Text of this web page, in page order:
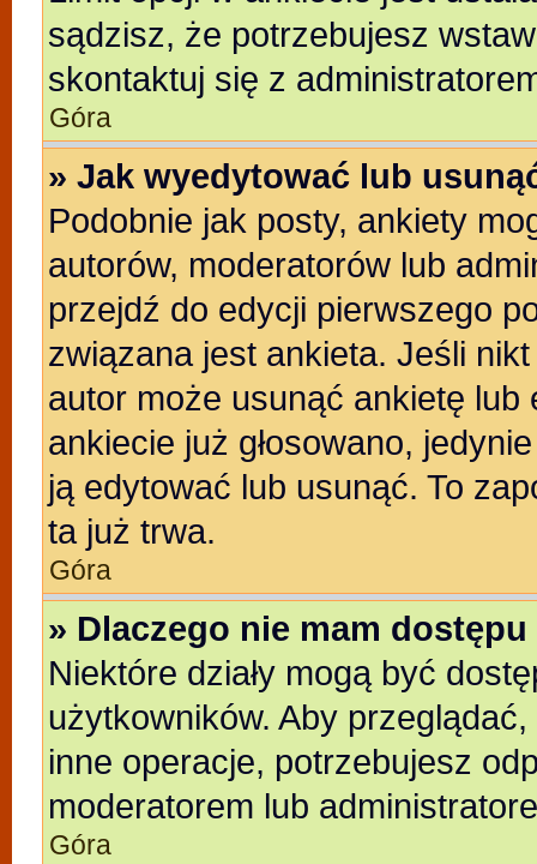
sądzisz, że potrzebujesz
skontaktuj się z
Góra
» Jak wyedytować lub
Podobnie jak posty, ankiety
autorów, moderatorów lub
przejdź do edycji pierwszego
związana jest ankieta. Jeśli
autor może usunąć ankietę
ankiecie już głosowano,
ją edytować lub usunąć. To
ta już trwa.
Góra
» Dlaczego nie mam dostępu
Niektóre działy mogą być
użytkowników. Aby
inne operacje, potrzebujesz
moderatorem lub
Góra